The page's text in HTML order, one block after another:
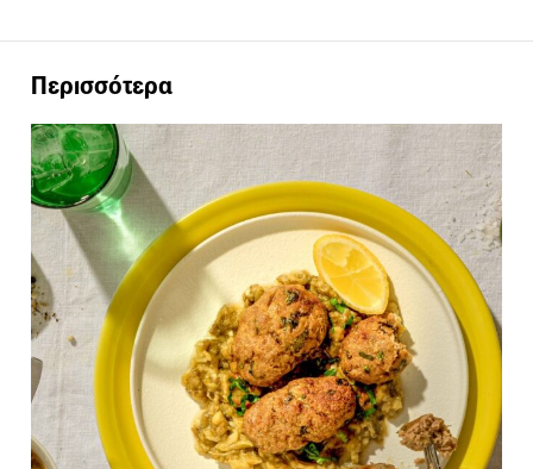
Περισσότερα